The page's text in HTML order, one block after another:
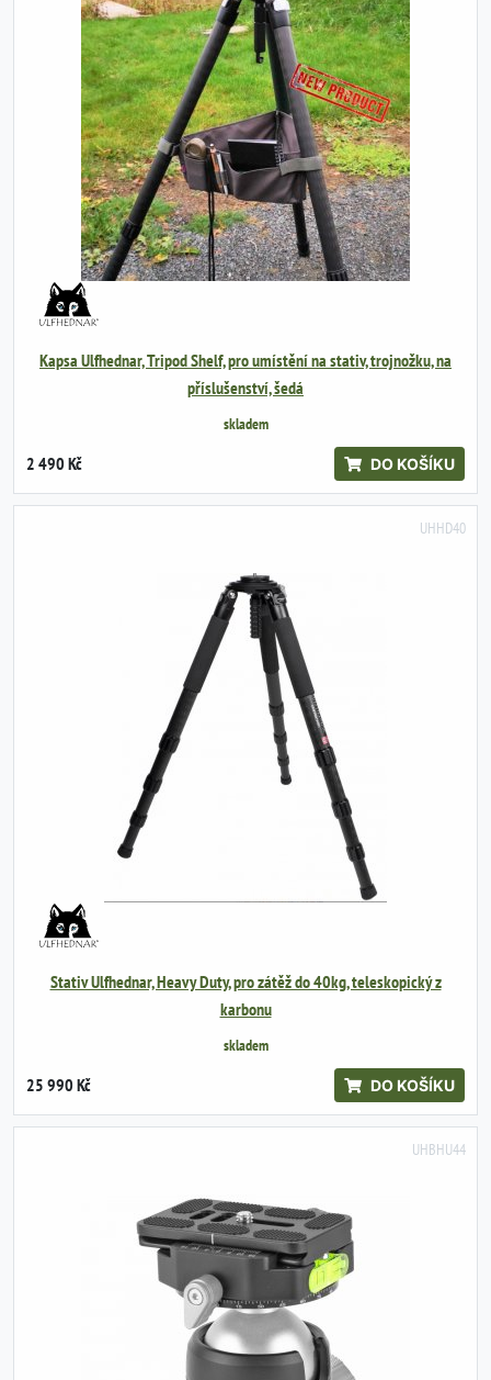
Kapsa Ulfhednar, Tripod Shelf, pro umístění na stativ, trojnožku, na
příslušenství, šedá
skladem
2 490 Kč DO KOŠÍKU
UHHD40
Stativ Ulfhednar, Heavy Duty, pro zátěž do 40kg, teleskopický z
karbonu
skladem
25 990 Kč DO KOŠÍKU
UHBHU44